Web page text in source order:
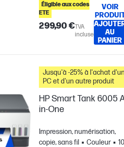
Éligible aux codes
ETE
299,90 €TVA
incluse
VOIR
AU
PANIER
Jusqu'à -25% à l'achat
PC et d'un autre produit
HP Smart Tank 6005
in-One
Impression, numérisation,
copie, sans fil
Couleur